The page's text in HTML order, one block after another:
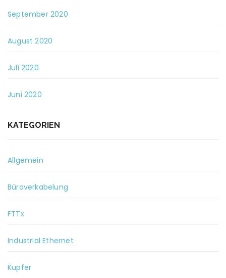
September 2020
August 2020
Juli 2020
Juni 2020
KATEGORIEN
Allgemein
Büroverkabelung
FTTx
Industrial Ethernet
Kupfer